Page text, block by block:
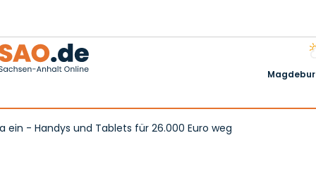
ein - Handys und Tablets für 26.000 Euro weg